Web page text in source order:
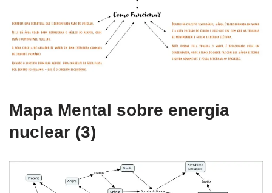
Mapa Mental sobre energia
nuclear (3)